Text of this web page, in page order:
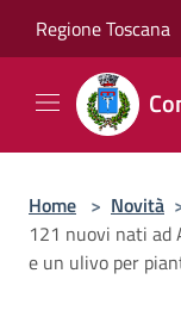
Regione Toscana
Home > Novità
121 nuovi nati ad
e un ulivo per